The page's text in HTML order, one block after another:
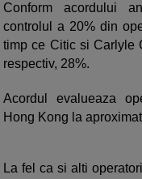
Conform acordului
controlul a 20% din
timp ce Citic si Carlyle
respectiv, 28%.
Acordul evalueaza
Hong Kong la
La fel ca si alti